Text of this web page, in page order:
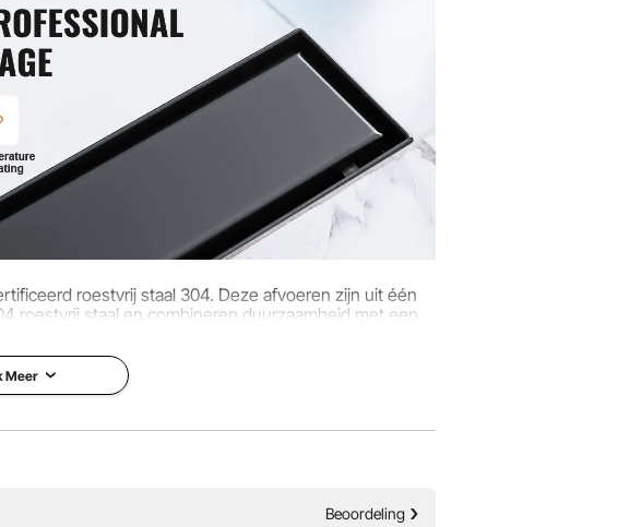
roestvrij staal 304. Deze afvoeren zijn uit één
roestvrij staal en combineren duurzaamheid met een
Meer
Beoordeling